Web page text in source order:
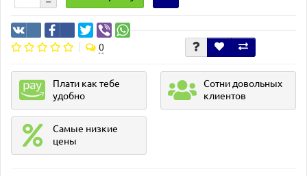
0
Плати как тебе
удобно
Сотни довольных
клиентов
Самые низкие
цены